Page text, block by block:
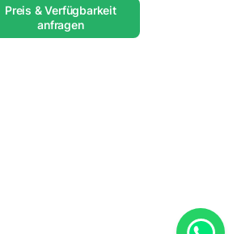
Preis & Verfügbarkeit
anfragen